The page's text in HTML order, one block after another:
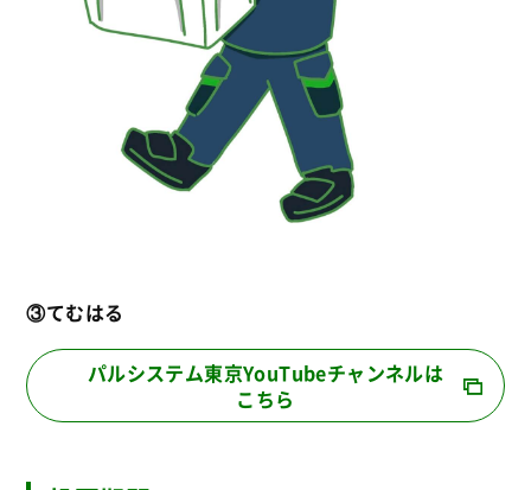
③てむはる
パルシステム東京YouTubeチャンネルは
こちら